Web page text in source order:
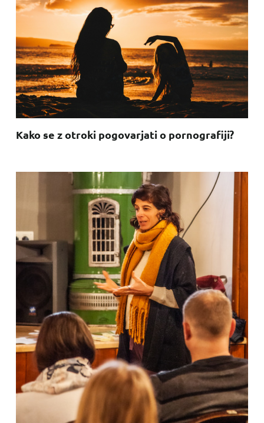
Kako se z otroki pogovarjati o pornografiji?